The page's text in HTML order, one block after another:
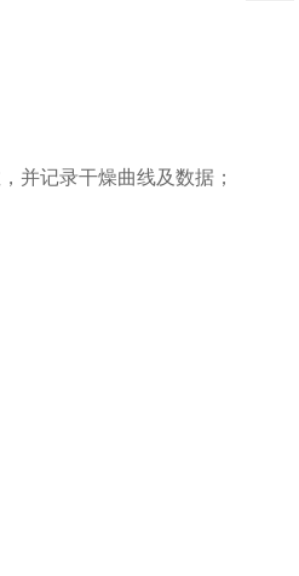
并记录干燥曲线及数据；